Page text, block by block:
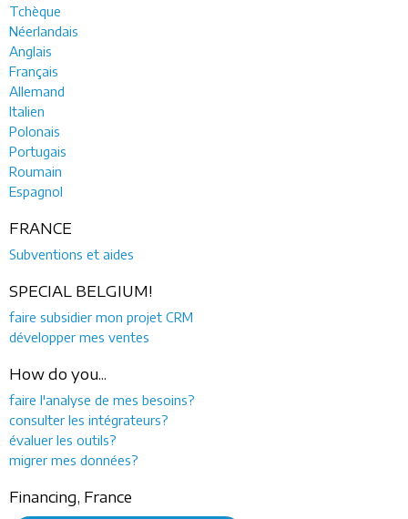
Tchèque
Néerlandais
Anglais
Français
Allemand
Italien
Polonais
Portugais
Roumain
Espagnol
FRANCE
Subventions et aides
SPECIAL BELGIUM!
faire subsidier mon projet CRM
développer mes ventes
How do you...
faire l'analyse de mes besoins?
consulter les intégrateurs?
évaluer les outils?
migrer mes données?
Financing, France